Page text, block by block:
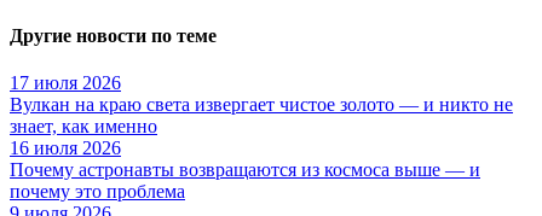
Другие новости по теме
17 июля 2026
Вулкан на краю света извергает чистое золото — и никто не
знает, как именно
16 июля 2026
Почему астронавты возвращаются из космоса выше — и
почему это проблема